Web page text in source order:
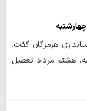
هرمزگان گفت:
هشتم مرداد تعطیل